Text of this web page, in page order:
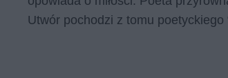
Utwór pochodzi z tomu poetyckiego